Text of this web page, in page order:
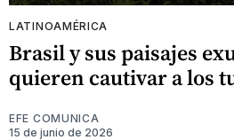
LATINOAMÉRICA
Brasil y sus paisajes
quieren cautivar a los
EFE COMUNICA
15 de junio de 2026